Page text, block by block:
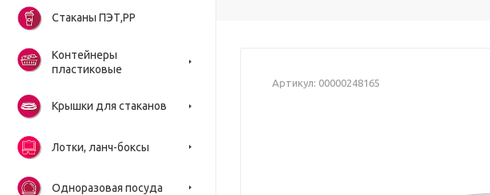
Стаканы ПЭТ,РР
Контейнеры
пластиковые
Крышки для стаканов
Лотки, ланч-боксы
Одноразовая посуда
Артикул: 00000248165